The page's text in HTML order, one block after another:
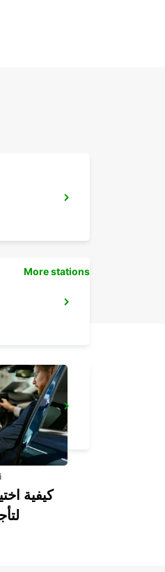
BUDAPEST AIRPORT TERMINAL 2B *RY*
More stations
كيفية